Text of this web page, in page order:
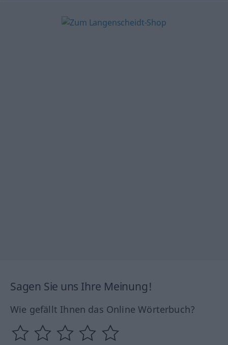
Sagen Sie uns Ihre Meinung!
Wie gefällt Ihnen das Online Wörterbuch?